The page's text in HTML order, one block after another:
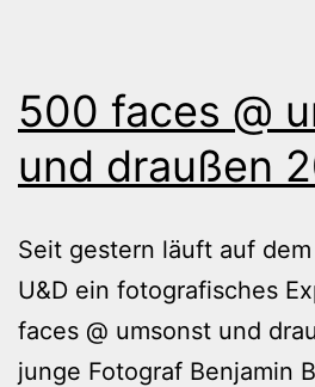
500 faces @
und draußen
Seit gestern läuft auf
U&D ein fotografisches
faces @ umsonst und
junge Fotograf Benjamin